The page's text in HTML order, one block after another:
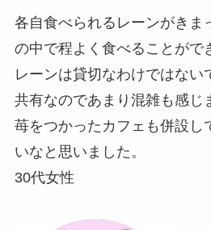
各自食べられるレーンがきま
の中で程よく食べることがで
レーンは貸切なわけではない
共有なのであまり混雑も感じ
苺をつかったカフェも併設し
いなと思いました。
30代女性